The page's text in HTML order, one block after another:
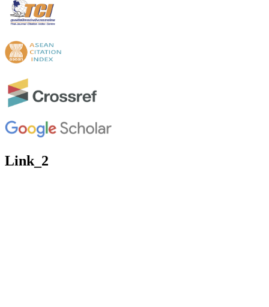
Link_2